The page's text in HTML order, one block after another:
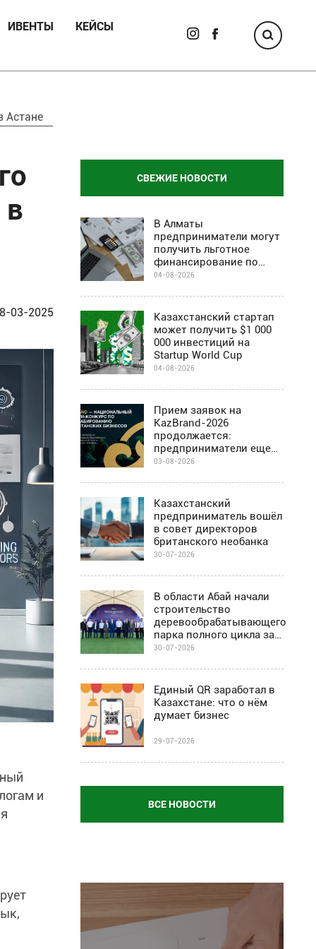
ИВЕНТЫ КЕЙСЫ
Астане
в
03-2025
и
СВЕЖИЕ НОВОСТИ
В Алматы
предприниматели могут
получить льготное
финансирование по
программе Almaty
04-08-2026
Казахстанский стартап
может получить $1 000
000 инвестиций на
Startup World Cup
04-08-2026
Прием заявок на
KazBrand-2026
продолжается:
предприниматели еще
могут присоединиться к
03-08-2026
Казахстанский
предприниматель вошёл
в совет директоров
британского необанка
30-07-2026
В области Абай начали
строительство
деревообрабатывающего
парка полного цикла за
$67 млн
30-07-2026
Единый QR заработал в
Казахстане: что о нём
думает бизнес
29-07-2026
ВСЕ НОВОСТИ